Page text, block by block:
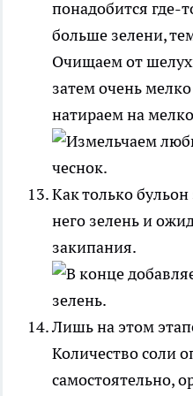
понадобится где-
больше зелени,
Очищаем от
затем очень
натираем на
Как только
него зелень и
закипания.
Лишь на этом
Количество соли
самостоятельно,